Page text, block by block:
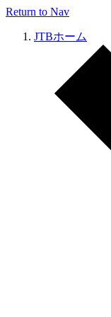
Return to Nav
JTBホーム